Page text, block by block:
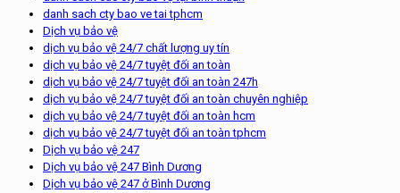
danh sach cty bao ve tai tphcm
Dịch vụ bảo vệ
dịch vụ bảo vệ 24/7 chất lượng uy tín
dịch vụ bảo vệ 24/7 tuyệt đối an toàn
dịch vụ bảo vệ 24/7 tuyệt đối an toàn 247h
dịch vụ bảo vệ 24/7 tuyệt đối an toàn chuyên nghiệp
dịch vụ bảo vệ 24/7 tuyệt đối an toàn hcm
dịch vụ bảo vệ 24/7 tuyệt đối an toàn tphcm
Dịch vụ bảo vệ 247
Dịch vụ bảo vệ 247 Bình Dương
Dịch vụ bảo vệ 247 ở Bình Dương